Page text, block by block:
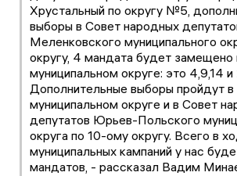
Хрустальный по округу №5,
выборы в Совет народных
Меленковского муниципального
округу, 4 мандата будет
муниципальном округе: это 4,9,14 и
Дополнительные выборы пройдут
муниципальном округе и в Совет
депутатов Юрьев-Польского
округа по 10-ому округу. Всего в
муниципальных кампаний у нас
мандатов, - рассказал Вадим